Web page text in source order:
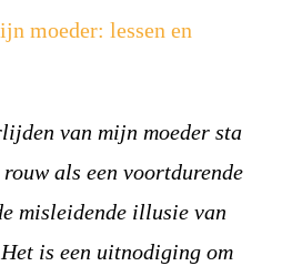
moeder: lessen en
van mijn moeder sta
als een voortdurende
misleidende illusie van
is een uitnodiging om